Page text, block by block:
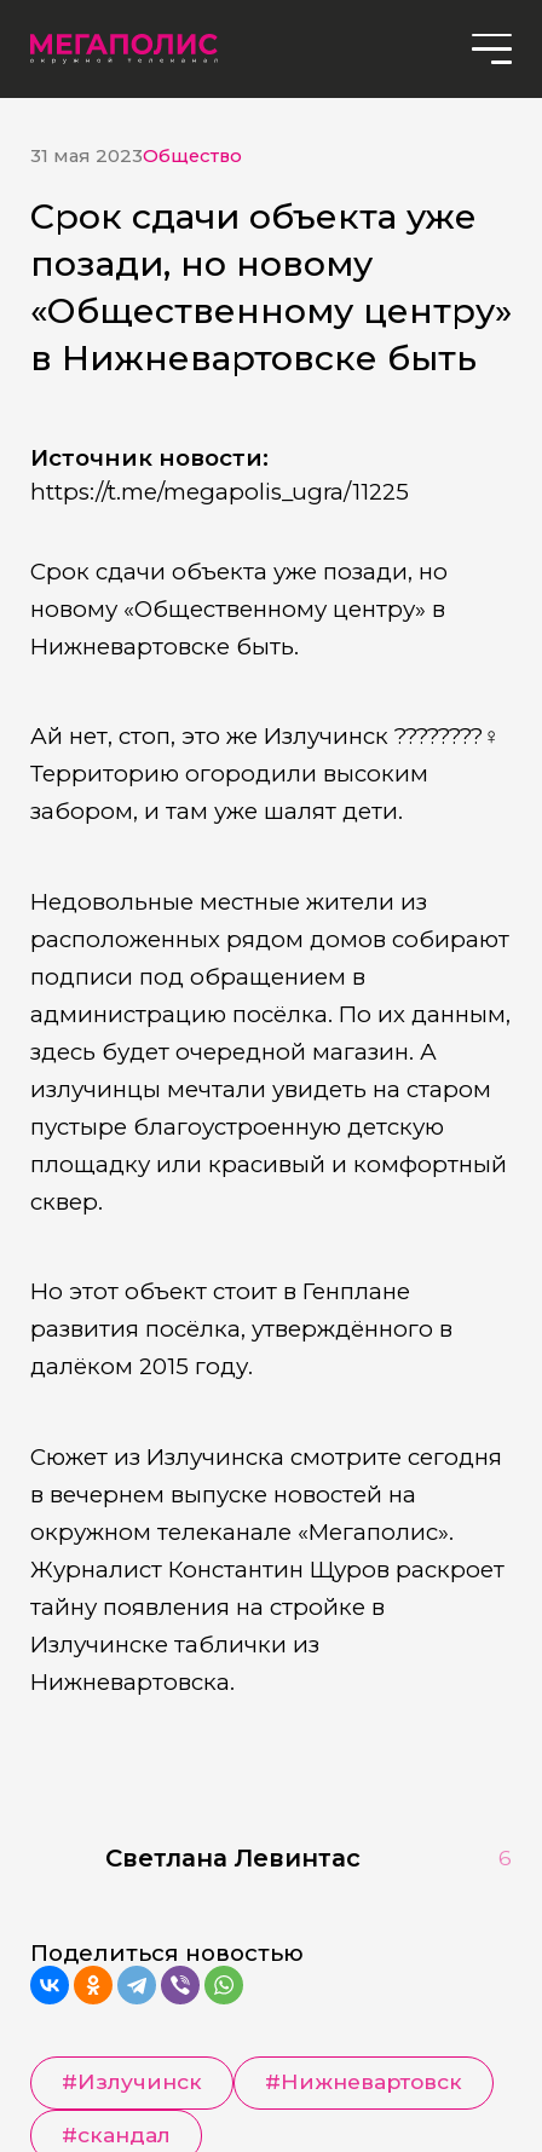
31 мая 2023Общество
Срок сдачи объекта уже
позади, но новому
«Общественному центру»
в Нижневартовске быть
Источник новости:
https://t.me/megapolis_ugra/11225
Срок сдачи объекта уже позади, но
новому «Общественному центру» в
Нижневартовске быть.
Ай нет, стоп, это же Излучинск ????????‍♀️
Территорию огородили высоким
забором, и там уже шалят дети.
Недовольные местные жители из
расположенных рядом домов собирают
подписи под обращением в
администрацию посёлка. По их данным,
здесь будет очередной магазин. А
излучинцы мечтали увидеть на старом
пустыре благоустроенную детскую
площадку или красивый и комфортный
сквер.
Но этот объект стоит в Генплане
развития посёлка, утверждённого в
далёком 2015 году.
Сюжет из Излучинска смотрите сегодня
в вечернем выпуске новостей на
окружном телеканале «Мегаполис».
Журналист Константин Щуров раскроет
тайну появления на стройке в
Излучинске таблички из
Нижневартовска.
Светлана Левинтас 6
Поделиться новостью
#Излучинск #Нижневартовск
#скандал